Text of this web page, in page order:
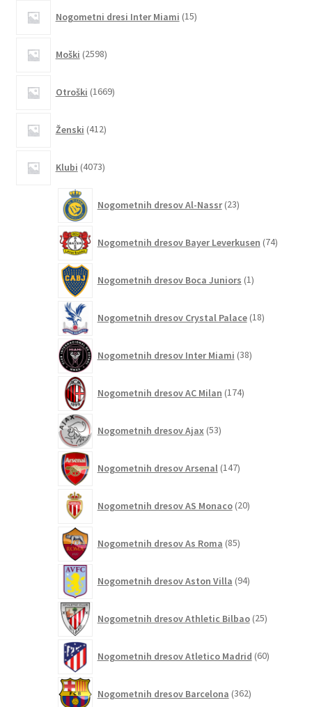
Nogometni dresi Inter Miami 15izdelkov
Moški 2598izdelkov
Otroški 1669izdelkov
Ženski 412izdelkov
Klubi 4073izdelkov
Nogometnih dresov Al-Nassr 23izdelkov
Nogometnih dresov Bayer Leverkusen 74izdelkov
Nogometnih dresov Boca Juniors 1izdelek
Nogometnih dresov Crystal Palace 18izdelkov
Nogometnih dresov Inter Miami 38izdelkov
Nogometnih dresov AC Milan 174izdelkov
Nogometnih dresov Ajax 53izdelkov
Nogometnih dresov Arsenal 147izdelkov
Nogometnih dresov AS Monaco 20izdelkov
Nogometnih dresov As Roma 85izdelkov
Nogometnih dresov Aston Villa 94izdelkov
Nogometnih dresov Athletic Bilbao 25izdelkov
Nogometnih dresov Atletico Madrid 60izdelkov
Nogometnih dresov Barcelona 362izdelkov